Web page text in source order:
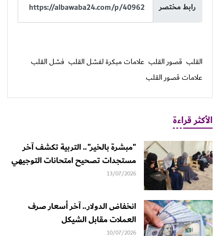
رابط مختصر
القلب قصور القلب علامات مبكرة لفشل القلب فشل القلب
علامات قصور القلب
الأكثر قراءة
"مبشرة بالخير".. التربية تكشف آخر
مستجدات تصحيح امتحانات التوجيهي
13/07/2026
انخفاض الدولار.. آخر أسعار صرف
العملات مقابل الشيكل
10/07/2026